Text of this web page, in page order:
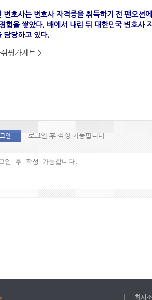
호사는 변호사 자격증을 취득하기 전 팬오션
험을 쌓았다. 배에서 내린 뒤 대한민국 변호사
담당하고 있다.
핑가제트 >
인
로그인 후 작성 가능합니다.
회사